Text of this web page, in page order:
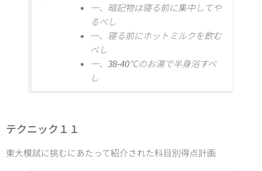
一、暗記物は寝る前に集中してや
るべし
一、寝る前にホットミルクを飲む
べし
一、38-40℃のお湯で半身浴すべ
し
テクニック１１
東大模試に挑むにあたって紹介された科目別得点計画